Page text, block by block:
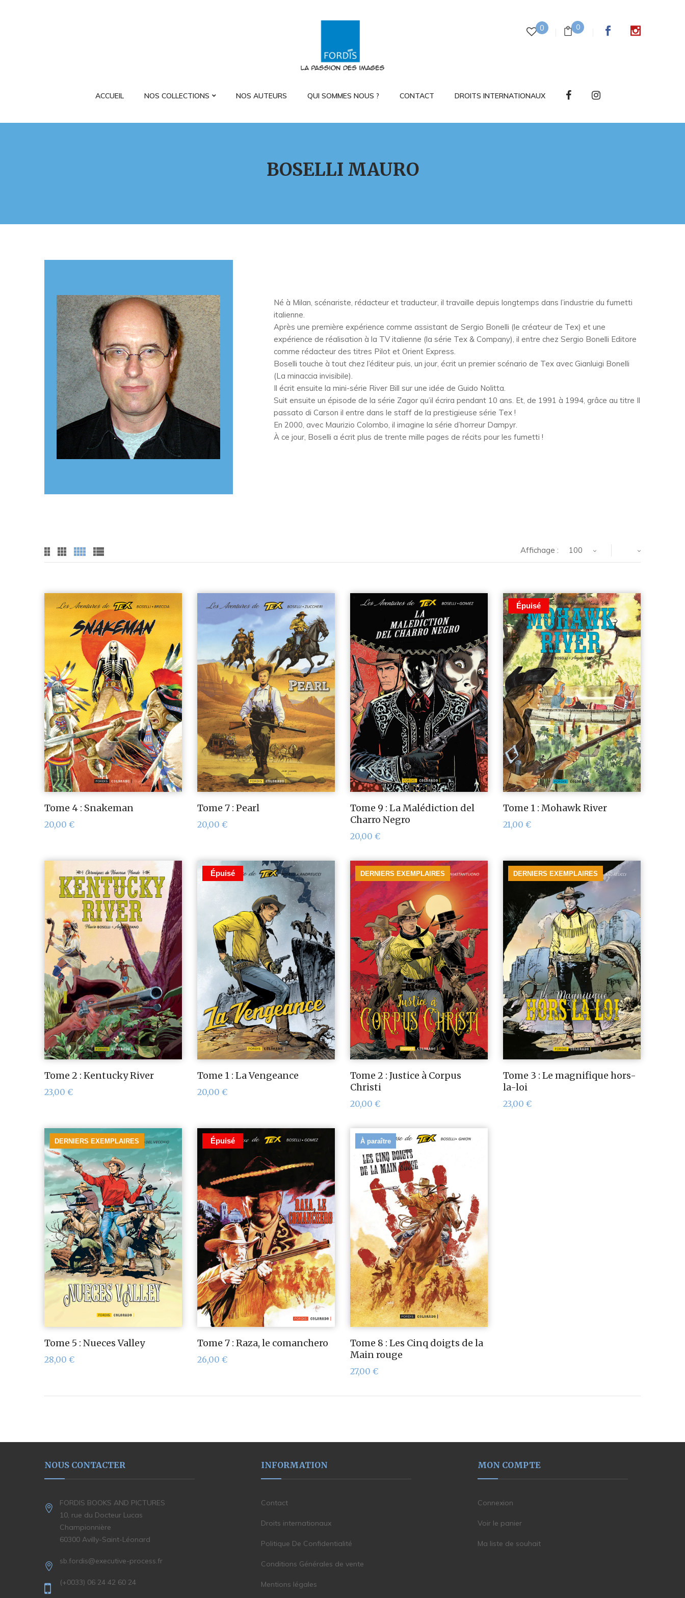
0 0
ACCUEIL NOS COLLECTIONS NOS AUTEURS QUI SOMMES NOUS ? CONTACT DROITS INTERNATIONAUX
BOSELLI MAURO
Né à Milan, scénariste, rédacteur et traducteur, il travaille depuis longtemps dans l’industrie du fumetti
italienne.
Après une première expérience comme assistant de Sergio Bonelli (le créateur de Tex) et une
expérience de réalisation à la TV italienne (la série Tex & Company), il entre chez Sergio Bonelli Editore
comme rédacteur des titres Pilot et Orient Express.
Boselli touche à tout chez l’éditeur puis, un jour, écrit un premier scénario de Tex avec Gianluigi Bonelli
(La minaccia invisibile).
Il écrit ensuite la mini-série River Bill sur une idée de Guido Nolitta.
Suit ensuite un épisode de la série Zagor qu’il écrira pendant 10 ans. Et, de 1991 à 1994, grâce au titre Il
passato di Carson il entre dans le staff de la prestigieuse série Tex !
En 2000, avec Maurizio Colombo, il imagine la série d’horreur Dampyr.
À ce jour, Boselli a écrit plus de trente mille pages de récits pour les fumetti !
Affichage : 100
Tome 4 : Snakeman
20,00 €
Tome 7 : Pearl
20,00 €
Tome 9 : La Malédiction del
Charro Negro
20,00 €
Épuisé
Tome 1 : Mohawk River
21,00 €
Tome 2 : Kentucky River
23,00 €
Épuisé
Tome 1 : La Vengeance
20,00 €
DERNIERS EXEMPLAIRES
Tome 2 : Justice à Corpus
Christi
20,00 €
DERNIERS EXEMPLAIRES
Tome 3 : Le magnifique hors-
la-loi
23,00 €
DERNIERS EXEMPLAIRES
Tome 5 : Nueces Valley
28,00 €
Épuisé
Tome 7 : Raza, le comanchero
26,00 €
À paraître
Tome 8 : Les Cinq doigts de la
Main rouge
27,00 €
NOUS CONTACTER
FORDIS BOOKS AND PICTURES
10, rue du Docteur Lucas
Championnière
60300 Avilly-Saint-Léonard
sb.fordis@executive-process.fr
(+0033) 06 24 42 60 24
INFORMATION
Contact
Droits internationaux
Politique De Confidentialité
Conditions Générales de vente
Mentions légales
MON COMPTE
Connexion
Voir le panier
Ma liste de souhait